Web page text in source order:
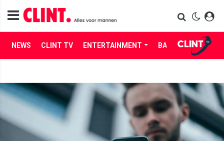
NEWS CLINT TV ENTERTAINMENT BABES LIFE